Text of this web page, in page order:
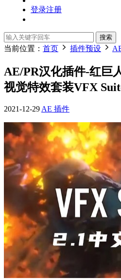
登录注册
搜索
当前位置： 首页 插件预设
AE/PR汉化插件-红巨
视觉特效套装VFX
2021-12-29AE 插件